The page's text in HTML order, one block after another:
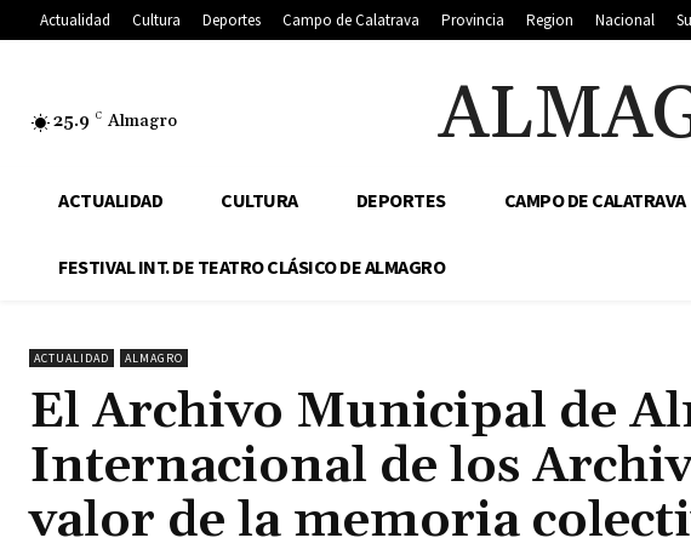
Actualidad Cultura Deportes Campo de Calatrava Provincia Region Nacional
25.9 C Almagro
ACTUALIDAD CULTURA DEPORTES CAMPO DE CALATRAVA
FESTIVAL INT. DE TEATRO CLÁSICO DE ALMAGRO
ACTUALIDAD ALMAGRO
El Archivo Municipal de
Internacional de los
valor de la memoria